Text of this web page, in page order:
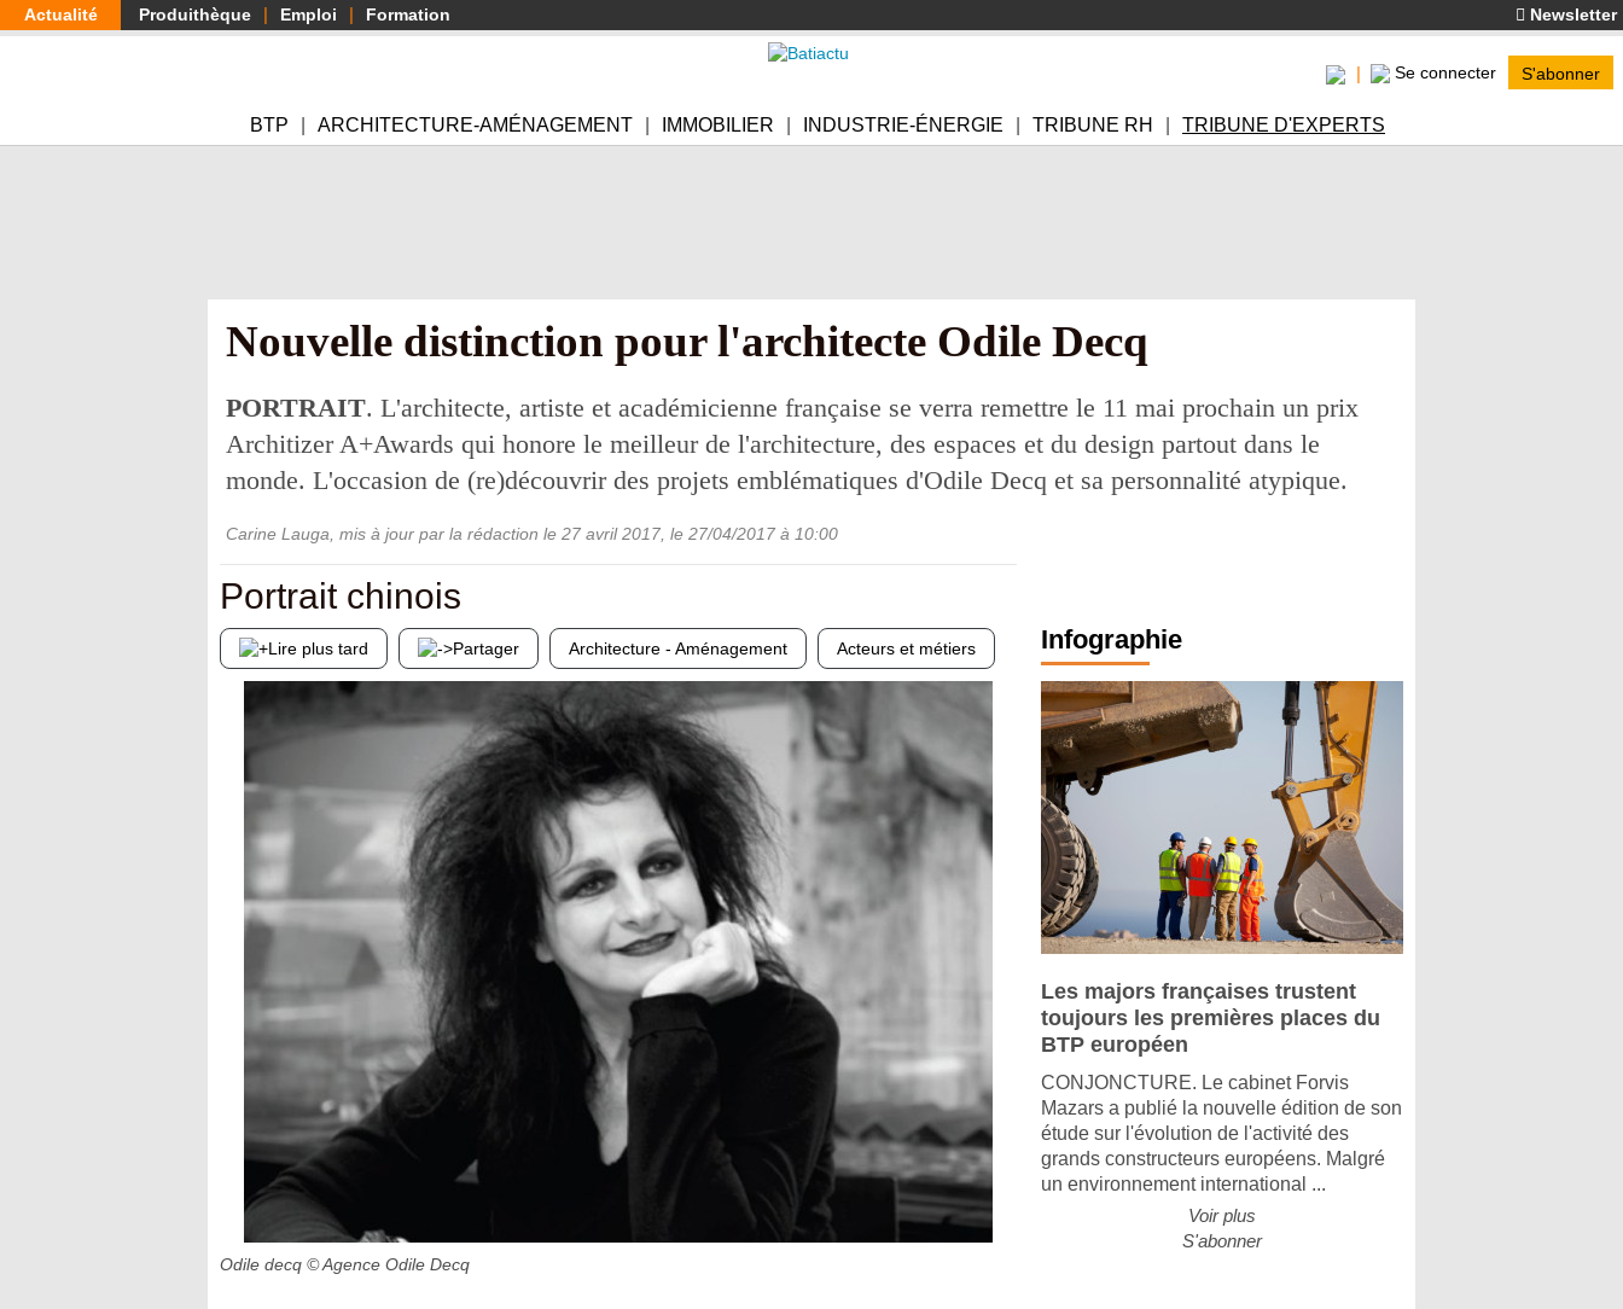
Aller
au
Actualité Produithèque Emploi Formation Newsletter
Se connecter S'abonner
BTP ARCHITECTURE-AMÉNAGEMENT IMMOBILIER INDUSTRIE-ÉNERGIE TRIBUNE RH TRIBUNE D'EXPERTS
Nouvelle distinction pour l'architecte Odile Decq
PORTRAIT. L'architecte, artiste et académicienne française se verra remettre le 11 mai prochain un prix
Architizer A+Awards qui honore le meilleur de l'architecture, des espaces et du design partout dans le
monde. L'occasion de (re)découvrir des projets emblématiques d'Odile Decq et sa personnalité atypique.
Carine Lauga, mis à jour par la rédaction le 27 avril 2017 , le 27/04/2017 à 10:00
Portrait chinois
Lire plus tard Partager Architecture - Aménagement Acteurs et métiers
Odile decq © Agence Odile Decq
Infographie
Les majors françaises trustent
toujours les premières places du
BTP européen
CONJONCTURE. Le cabinet Forvis
Mazars a publié la nouvelle édition de son
étude sur l'évolution de l'activité des
grands constructeurs européens. Malgré
un environnement international ...
Voir plus
S'abonner